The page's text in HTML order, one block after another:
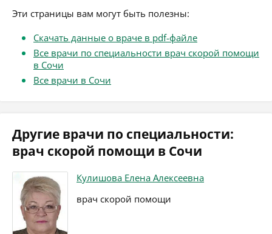
Эти страницы вам могут быть полезны:
Скачать данные о враче в pdf-файле
Все врачи по специальности врач скорой помощи
в Сочи
Все врачи в Сочи
Другие врачи по специальности:
врач скорой помощи в Сочи
Кулишова Елена Алексеевна
врач скорой помощи